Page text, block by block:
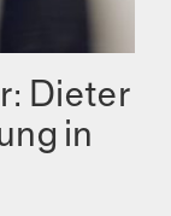
Dieter
in